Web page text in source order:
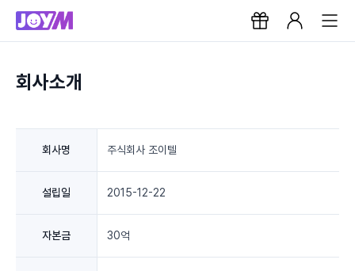
회사소개
회사명 주식회사 조이텔
설립일 2015-12-22
자본금 30억